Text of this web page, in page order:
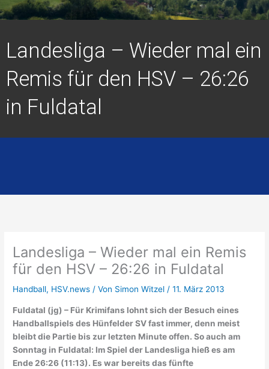
Landesliga – Wieder mal ein
Remis für den HSV – 26:26
in Fuldatal
Landesliga – Wieder mal ein Remis
für den HSV – 26:26 in Fuldatal
Handball, HSV.news / Von Simon Witzel/11. März 2013
Fuldatal (jg) – Für Krimifans lohnt sich der Besuch eines
Handballspiels des Hünfelder SV fast immer, denn meist
bleibt die Partie bis zur letzten Minute offen. So auch am
Sonntag in Fuldatal: Im Spiel der Landesliga hieß es am
Ende 26:26 (11:13). Es war bereits das fünfte